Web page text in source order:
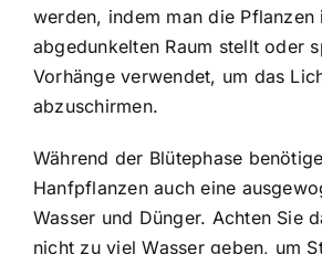
werden, indem man die Pflanzen
abgedunkelten Raum stellt oder
Vorhänge verwendet, um das
abzuschirmen.
Während der Blütephase
Hanfpflanzen auch eine
Wasser und Dünger. Achten Sie
nicht zu viel Wasser geben, um